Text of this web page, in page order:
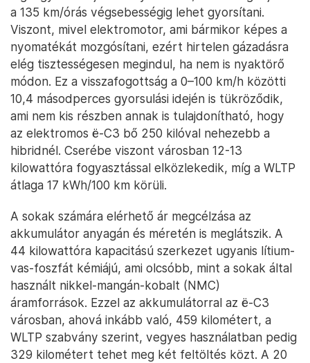
a 135 km/órás végsebességig lehet gyorsítani.
Viszont, mivel elektromotor, ami bármikor képes a
nyomatékát mozgósítani, ezért hirtelen gázadásra
elég tisztességesen megindul, ha nem is nyaktörő
módon. Ez a visszafogottság a 0–100 km/h közötti
10,4 másodperces gyorsulási idején is tükröződik,
ami nem kis részben annak is tulajdonítható, hogy
az elektromos ë-C3 bő 250 kilóval nehezebb a
hibridnél. Cserébe viszont városban 12-13
kilowattóra fogyasztással elközlekedik, míg a WLTP
átlaga 17 kWh/100 km körüli.
A sokak számára elérhető ár megcélzása az
akkumulátor anyagán és méretén is meglátszik. A
44 kilowattóra kapacitású szerkezet ugyanis lítium-
vas-foszfát kémiájú, ami olcsóbb, mint a sokak által
használt nikkel-mangán-kobalt (NMC)
áramforrások. Ezzel az akkumulátorral az ë-C3
városban, ahová inkább való, 459 kilométert, a
WLTP szabvány szerint, vegyes használatban pedig
329 kilométert tehet meg két feltöltés közt. A 20